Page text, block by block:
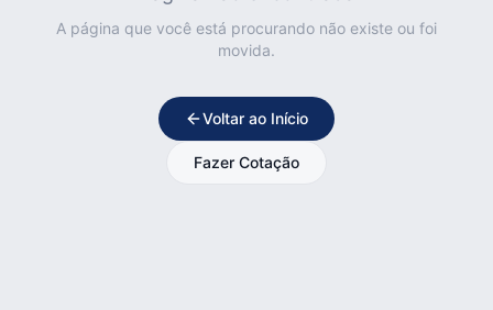
A página que você está procurando não existe ou foi
movida.
Voltar ao Início
Fazer Cotação